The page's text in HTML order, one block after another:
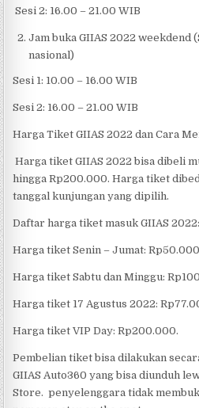
Sesi 2: 16.00 – 21.00 WIB
Jam buka GIIAS 2022 weekdend
nasional)
Sesi 1: 10.00 – 16.00 WIB
Sesi 2: 16.00 – 21.00 WIB
Harga Tiket GIIAS 2022 dan Cara
Harga tiket GIIAS 2022 bisa dibeli
hingga Rp200.000. Harga tiket
tanggal kunjungan yang dipilih.
Daftar harga tiket masuk GIIAS 2022:
Harga tiket Senin – Jumat: Rp50.000
Harga tiket Sabtu dan Minggu:
Harga tiket 17 Agustus 2022:
Harga tiket VIP Day: Rp200.000.
Pembelian tiket bisa dilakukan
GIIAS Auto360 yang bisa diunduh
Store. penyelenggara tidak